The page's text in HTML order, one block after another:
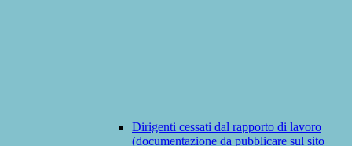
Dirigenti cessati dal rapporto di lavoro
(documentazione da pubblicare sul sito